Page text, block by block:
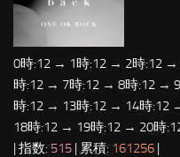
0時:12 → 1時:12 → 2時:12
時:12 → 7時:12 → 8時:12 →
時:12 → 13時:12 → 14時:12
18時:12 → 19時:12 → 20時
| 指数: 515 | 累積: 161256 |